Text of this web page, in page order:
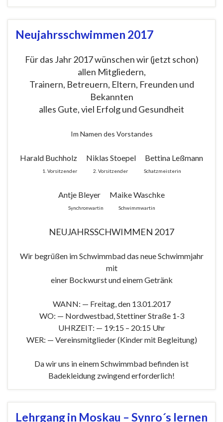
Neujahrsschwimmen 2017
Für das Jahr 2017 wünschen wir (jetzt schon)
allen Mitgliedern,
Trainern, Betreuern, Eltern, Freunden und
Bekannten
alles Gute, viel Erfolg und Gesundheit
Im Namen des Vorstandes
Harald Buchholz Niklas Stoepel Bettina Leßmann
1. Vorsitzender 2. Vorsitzender Schatzmeisterin
Antje Bleyer Maike Waschke
Synchronwartin Schwimmwartin
NEUJAHRSSCHWIMMEN 2017
Wir begrüßen im Schwimmbad das neue Schwimmjahr
mit
einer Bockwurst und einem Getränk
WANN: — Freitag, den 13.01.2017
WO: — Nordwestbad, Stettiner Straße 1-3
UHRZEIT: — 19:15 – 20:15 Uhr
WER: — Vereinsmitglieder (Kinder mit Begleitung)
Da wir uns in einem Schwimmbad befinden ist
Badekleidung zwingend erforderlich!
Lehrgang in Moskau – Synro´s lernen